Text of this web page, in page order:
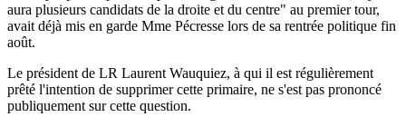
aura plusieurs candidats de la droite et du centre" au premier tour,
avait déjà mis en garde Mme Pécresse lors de sa rentrée politique fin
août.
Le président de LR Laurent Wauquiez, à qui il est régulièrement
prêté l'intention de supprimer cette primaire, ne s'est pas prononcé
publiquement sur cette question.